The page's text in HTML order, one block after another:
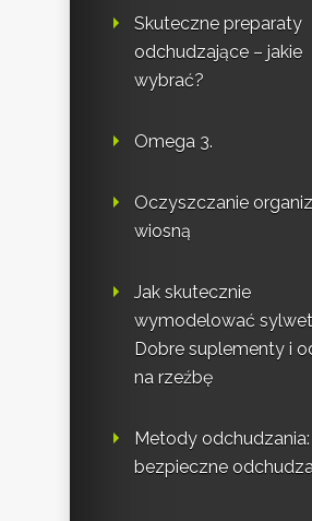
Skuteczne preparaty
odchudzające – jakie
wybrać?
Omega 3.
Oczyszczanie
wiosną
Jak skutecznie
wymodelować
Dobre suplementy i
na rzeźbę
Metody odchudzania:
bezpieczne